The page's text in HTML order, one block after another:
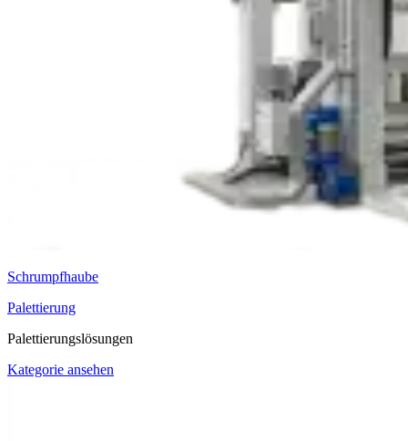
Schrumpfhaube
Palettierung
Palettierungslösungen
Kategorie ansehen